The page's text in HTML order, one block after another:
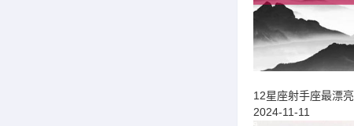
12星座射手座最漂
2024-11-11